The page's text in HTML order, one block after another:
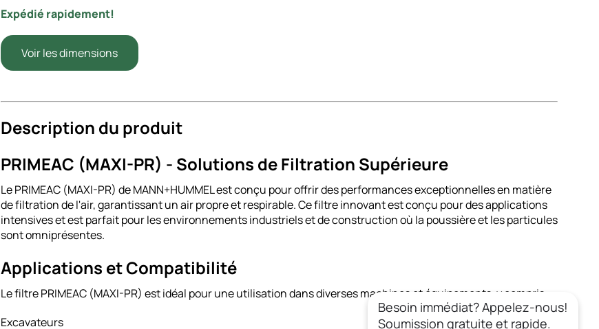
Expédié rapidement!
Voir les dimensions
Description du produit
PRIMEAC (MAXI-PR) - Solutions de Filtration Supérieure
Le PRIMEAC (MAXI-PR) de MANN+HUMMEL est conçu pour offrir des performances exceptionnelles en matière
de filtration de l'air, garantissant un air propre et respirable. Ce filtre innovant est conçu pour des applications
intensives et est parfait pour les environnements industriels et de construction où la poussière et les particules
sont omniprésentes.
Applications et Compatibilité
Le filtre PRIMEAC (MAXI-PR) est idéal pour une utilisation dans diverses machines et équipements, y compris :
Excavateurs
Besoin immédiat? Appelez-nous!
Soumission gratuite et rapide.